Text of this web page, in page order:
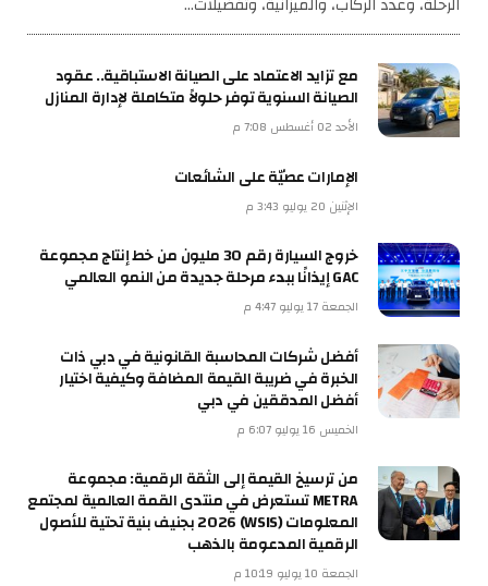
مع تزايد الاعتماد على الصيانة الاستباقية.. عقود
الصيانة السنوية توفر حلولاً متكاملة لإدارة المنازل
الأحد 02 أغسطس 7:08 م
الإمارات عصيّة على الشائعات
الإثنين 20 يوليو 3:43 م
خروج السيارة رقم 30 مليون من خط إنتاج مجموعة
GAC إيذانًا ببدء مرحلة جديدة من النمو العالمي
الجمعة 17 يوليو 4:47 م
أفضل شركات المحاسبة القانونية في دبي ذات
الخبرة في ضريبة القيمة المضافة وكيفية اختيار
أفضل المدققين في دبي
الخميس 16 يوليو 6:07 م
من ترسيخ القيمة إلى الثقة الرقمية: مجموعة
METRA تستعرض في منتدى القمة العالمية لمجتمع
المعلومات (WSIS) 2026 بجنيف بنية تحتية للأصول
الرقمية المدعومة بالذهب
الجمعة 10 يوليو 10:19 م